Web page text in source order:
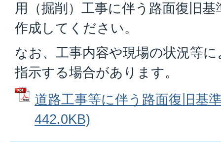
用（掘削）工事に伴う路面復旧
作成してください。
なお、工事内容や現場の状況等
指示する場合があります。
道路工事等に伴う路面復旧基
442.0KB)